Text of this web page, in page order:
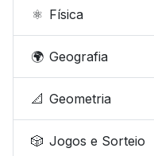
⚛️ Física
🌍 Geografia
📐 Geometria
🎲 Jogos e Sorteio